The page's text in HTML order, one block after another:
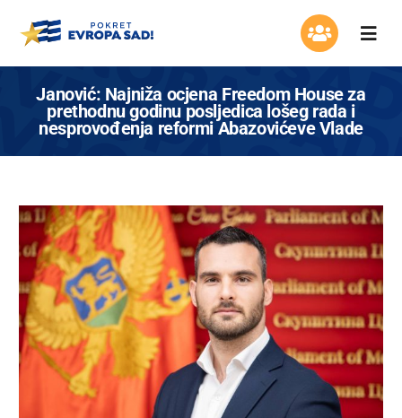
Program
Asocijacija žena
Mladi Evrope
Kontakt
Janović: Najniža ocjena Freedom House za
prethodnu godinu posljedica lošeg rada i
nesprovođenja reformi Abazovićeve Vlade